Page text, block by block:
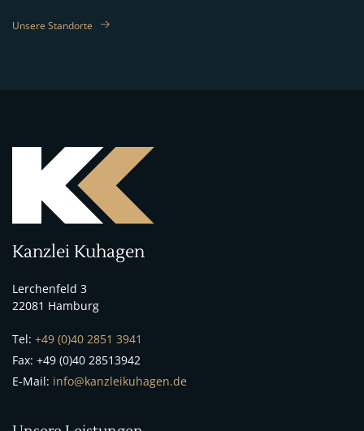
Unsere Standorte
Kanzlei Kuhagen
Lerchenfeld 3
22081 Hamburg
Tel: +49 (0)40 2851 3941
Fax: +49 (0)40 28513942
E-Mail: info@kanzleikuhagen.de